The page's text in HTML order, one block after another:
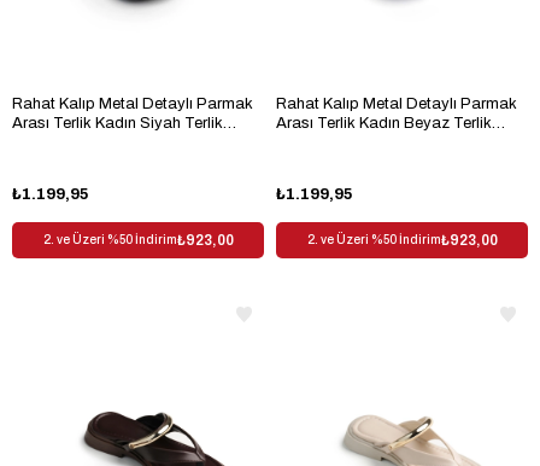
Rahat Kalıp Metal Detaylı Parmak
Arası Terlik Kadın Siyah Terlik
₺1.199,95
2. ve Üzeri %50 İndirim₺923,00
Rahat Kalıp Metal Detaylı Parmak
Arası Terlik Kadın Beyaz Terlik
₺1.199,95
2. ve Üzeri %50 İndirim₺923,00